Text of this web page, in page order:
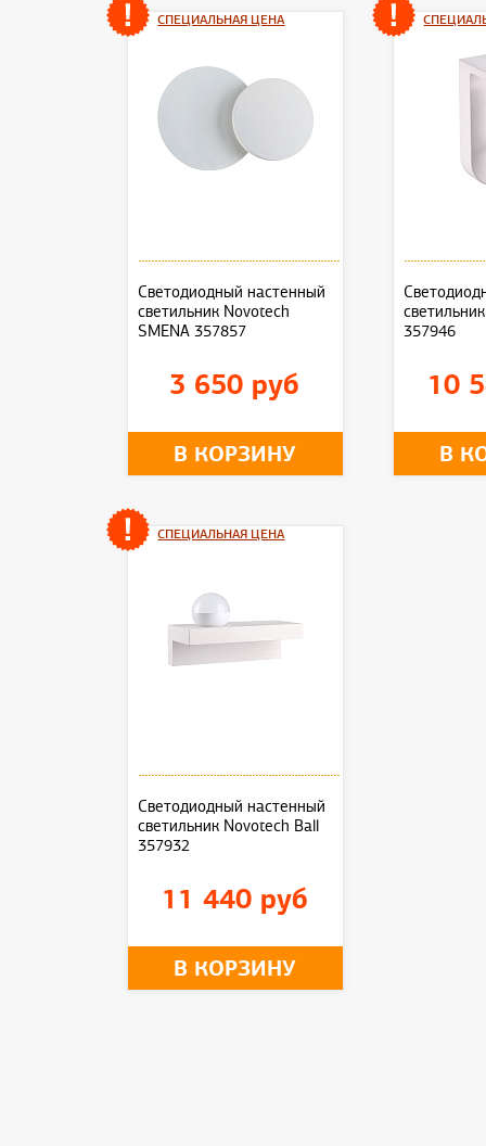
СПЕЦИАЛЬНАЯ ЦЕНА
Светодиодный настенный
светильник Novotech
SMENA 357857
3 650 руб
В КОРЗИНУ
357946
10
В
СПЕЦИАЛЬНАЯ ЦЕНА
Светодиодный настенный
светильник Novotech Ball
357932
11 440 руб
В КОРЗИНУ